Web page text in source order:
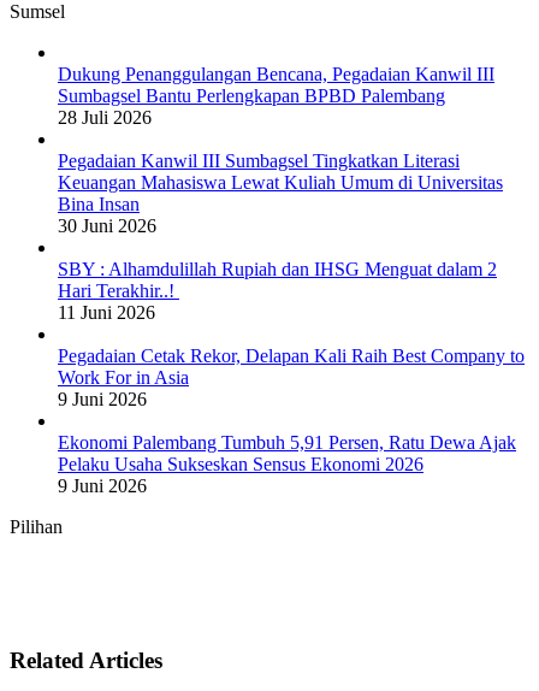
Sumsel
Dukung Penanggulangan Bencana, Pegadaian Kanwil III
Sumbagsel Bantu Perlengkapan BPBD Palembang
28 Juli 2026
Pegadaian Kanwil III Sumbagsel Tingkatkan Literasi
Keuangan Mahasiswa Lewat Kuliah Umum di Universitas
Bina Insan
30 Juni 2026
SBY : Alhamdulillah Rupiah dan IHSG Menguat dalam 2
Hari Terakhir..!
11 Juni 2026
Pegadaian Cetak Rekor, Delapan Kali Raih Best Company to
Work For in Asia
9 Juni 2026
Ekonomi Palembang Tumbuh 5,91 Persen, Ratu Dewa Ajak
Pelaku Usaha Sukseskan Sensus Ekonomi 2026
9 Juni 2026
Pilihan
Related Articles